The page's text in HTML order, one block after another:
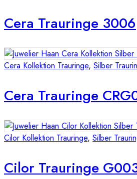
Cera Trauringe 3006
Cera Kollektion Trauringe, Silber
Cera Trauringe
Cilor Kollektion Trauringe, Silber
Cilor Trauringe